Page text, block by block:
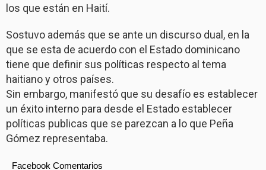
los que están en Haití.
Sostuvo además que se ante un discurso dual, en la
que se esta de acuerdo con el Estado dominicano
tiene que definir sus políticas respecto al tema
haitiano y otros países.
Sin embargo, manifestó que su desafío es establecer
un éxito interno para desde el Estado establecer
políticas publicas que se parezcan a lo que Peña
Gómez representaba.
Facebook Comentarios